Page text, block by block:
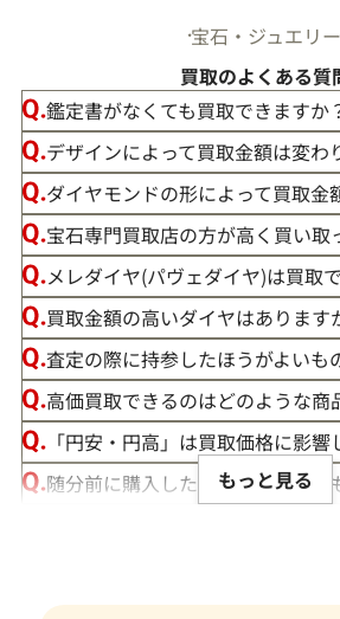
宝石・ジュエリー
買取のよくある質
鑑定書がなくても買取できますか
デザインによって買取金額は変わ
ダイヤモンドの形によって買取金
宝石専門買取店の方が高く買い取
メレダイヤ(パヴェダイヤ)は買取
買取金額の高いダイヤはあります
査定の際に持参したほうがよいも
高価買取できるのはどのような商
「円安・円高」は買取価格に影響
随分前に購入したダイヤモンドで
ダイヤモンドの買取価格には、ど
もっと見る